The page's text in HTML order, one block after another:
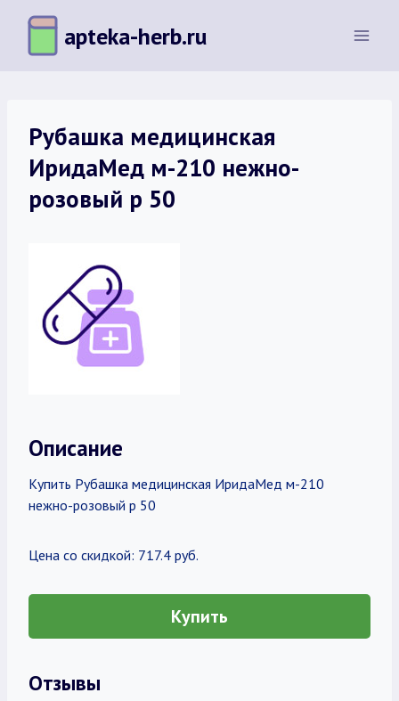
Перейти
содержимому
apteka-herb.ru
Рубашка медицинская
ИридаМед м-210 нежно-
розовый р 50
Описание
Купить Рубашка медицинская ИридаМед м-210
нежно-розовый р 50
Цена со скидкой: 717.4 руб.
Купить
Отзывы